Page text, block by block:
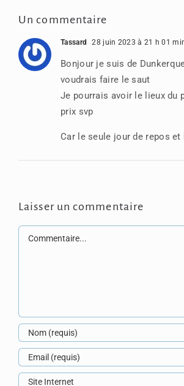
Un commentaire
Tassard 28 juin 2023 à 21 h 01
Bonjour je suis de
voudrais faire le saut
Je pourrais avoir le lieux du
prix svp
Car le seule jour de repos et
Laisser un commentaire
Commentaire